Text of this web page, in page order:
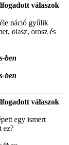
válaszok
náció gyűlik
olasz, orosz és
ben
ben
válaszok
egy ismert
ez?